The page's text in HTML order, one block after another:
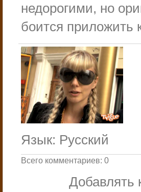
недорогими, но
боится приложить
Язык: Русский
Всего комментариев: 0
Добавлять